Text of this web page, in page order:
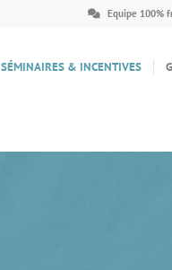
Equipe 100%
SÉMINAIRES & INCENTIVES